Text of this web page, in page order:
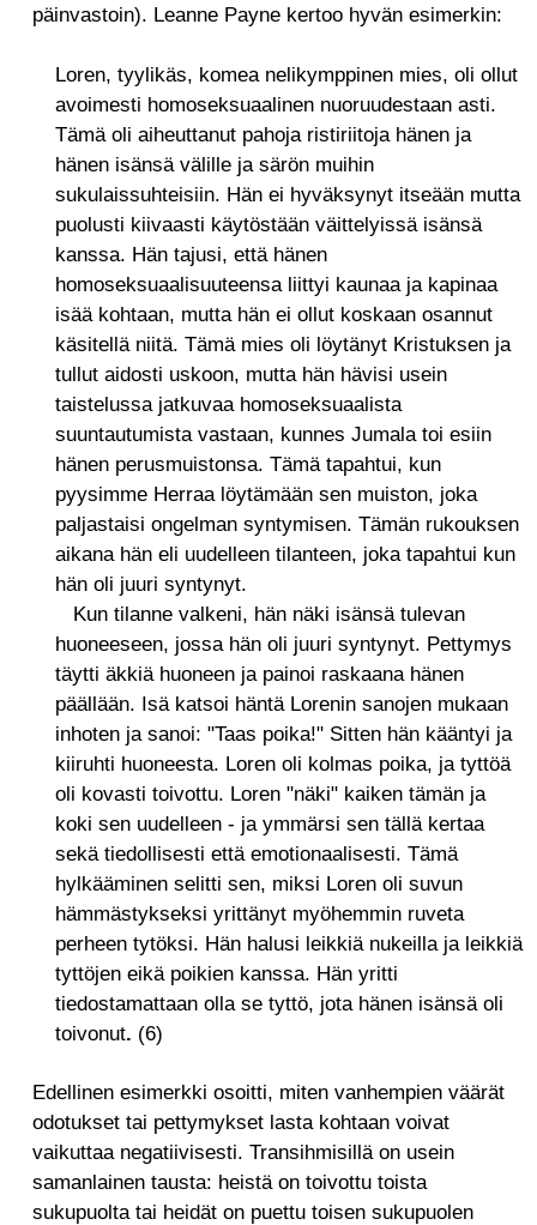
päinvastoin). Leanne Payne kertoo hyvän esimerkin:
Loren, tyylikäs, komea nelikymppinen mies, oli ollut
avoimesti homoseksuaalinen nuoruudestaan asti.
Tämä oli aiheuttanut pahoja ristiriitoja hänen ja
hänen isänsä välille ja särön muihin
sukulaissuhteisiin. Hän ei hyväksynyt itseään mutta
puolusti kiivaasti käytöstään väittelyissä isänsä
kanssa. Hän tajusi, että hänen
homoseksuaalisuuteensa liittyi kaunaa ja kapinaa
isää kohtaan, mutta hän ei ollut koskaan osannut
käsitellä niitä. Tämä mies oli löytänyt Kristuksen ja
tullut aidosti uskoon, mutta hän hävisi usein
taistelussa jatkuvaa homoseksuaalista
suuntautumista vastaan, kunnes Jumala toi esiin
hänen perusmuistonsa. Tämä tapahtui, kun
pyysimme Herraa löytämään sen muiston, joka
paljastaisi ongelman syntymisen. Tämän rukouksen
aikana hän eli uudelleen tilanteen, joka tapahtui kun
hän oli juuri syntynyt.
Kun tilanne valkeni, hän näki isänsä tulevan
huoneeseen, jossa hän oli juuri syntynyt. Pettymys
täytti äkkiä huoneen ja painoi raskaana hänen
päällään. Isä katsoi häntä Lorenin sanojen mukaan
inhoten ja sanoi: "Taas poika!" Sitten hän kääntyi ja
kiiruhti huoneesta. Loren oli kolmas poika, ja tyttöä
oli kovasti toivottu. Loren "näki" kaiken tämän ja
koki sen uudelleen - ja ymmärsi sen tällä kertaa
sekä tiedollisesti että emotionaalisesti. Tämä
hylkääminen selitti sen, miksi Loren oli suvun
hämmästykseksi yrittänyt myöhemmin ruveta
perheen tytöksi. Hän halusi leikkiä nukeilla ja leikkiä
tyttöjen eikä poikien kanssa. Hän yritti
tiedostamattaan olla se tyttö, jota hänen isänsä oli
toivonut. (6)
Edellinen esimerkki osoitti, miten vanhempien väärät
odotukset tai pettymykset lasta kohtaan voivat
vaikuttaa negatiivisesti. Transihmisillä on usein
samanlainen tausta: heistä on toivottu toista
sukupuolta tai heidät on puettu toisen sukupuolen